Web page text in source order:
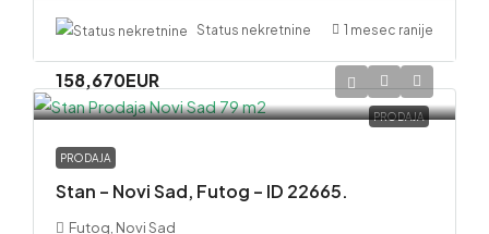
Status nekretnine 1 mesec ranije
PRODAJA
158,670EUR
PRODAJA
Stan – Novi Sad, Futog – ID 22665.
Futog, Novi Sad